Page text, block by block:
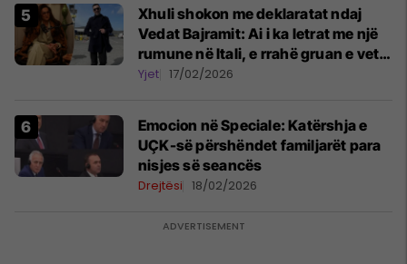
Xhuli shokon me deklaratat ndaj
Vedat Bajramit: Ai i ka letrat me një
rumune në Itali, e rrahë gruan e vet
dhe përdor narkotikë
Yjet 17/02/2026
​Emocion në Speciale: Katërshja e
UÇK-së përshëndet familjarët para
nisjes së seancës
Drejtësi 18/02/2026